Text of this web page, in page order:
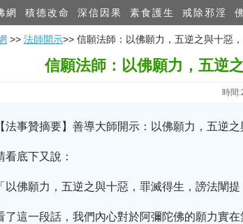
網 積德改命 深信因果 素食護生 戒除邪淫
>> 法師開示>> 信願法師：以佛願力，五逆之與十惡
信願法師：以佛願力，五逆
時間
【法事贊摘要】善導大師開示：以佛願力，五逆
看底下又說：
「以佛願力，五逆之與十惡，罪滅得生，謗法闡提
了這一段話，我們內心對於阿彌陀佛的願力實